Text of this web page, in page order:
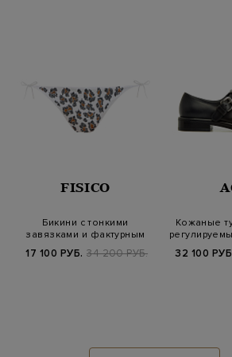
FISICO
Бикини с тонкими
завязками и фактурным
17 100 РУБ. 34 200 РУБ.
Кожаные
32 100